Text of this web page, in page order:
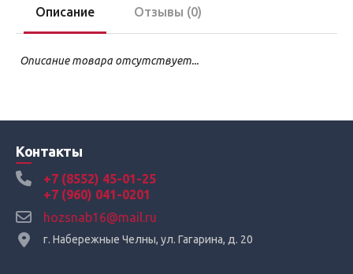
Описание Отзывы (0)
Описание товара отсутствует...
Контакты
+7 (8552) 45-01-25
+7 (960) 041-0201
hozsnab16@mail.ru
г. Набережные Челны, ул. Гагарина, д. 20